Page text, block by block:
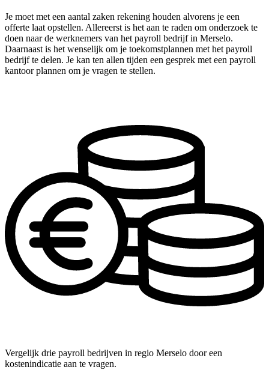
Je moet met een aantal zaken rekening houden alvorens je een
offerte laat opstellen. Allereerst is het aan te raden om onderzoek te
doen naar de werknemers van het payroll bedrijf in Merselo.
Daarnaast is het wenselijk om je toekomstplannen met het payroll
bedrijf te delen. Je kan ten allen tijden een gesprek met een payroll
kantoor plannen om je vragen te stellen.
Vergelijk drie payroll bedrijven in regio Merselo door een
kostenindicatie aan te vragen.